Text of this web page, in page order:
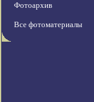
Фотоархив
Все фотоматериалы